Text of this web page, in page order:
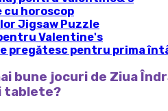
cu horoscop
Jigsaw Puzzle
Valentine's
pregătesc pentru prima
bune jocuri de Ziua
tablete?